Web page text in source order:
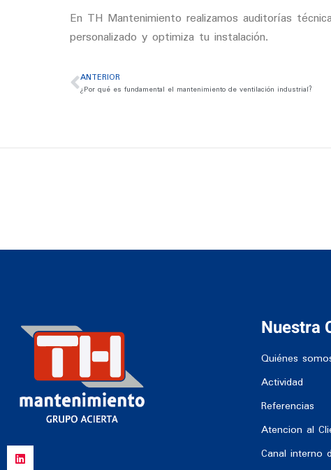
En TH Mantenimiento realizamos auditorías
personalizado y optimiza tu instalación.
ANTERIOR
¿Por qué es fundamental el mantenimiento de ventilación industrial?
Nuestra
Quiénes
Actividad
Referencias
Atencion al
Canal interno